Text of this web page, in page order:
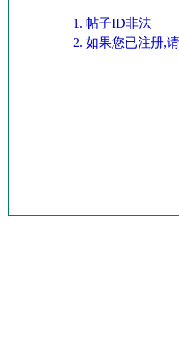
帖子ID非法
如果您已注册,